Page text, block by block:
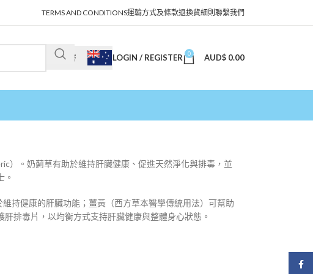
TERMS AND CONDITIONS運輸方式及條款退換貨細則 聯繫我們
澳幣 LOGIN / REGISTER 0 AUD$ 0.00
）。奶薊草有助於維持肝臟健康、促進天然淨化與排毒，並
。
持健康的肝臟功能；薑黃（西方草本醫學傳統用法）可幫助
排毒片，以均衡方式支持肝臟健康與整體身心狀態。